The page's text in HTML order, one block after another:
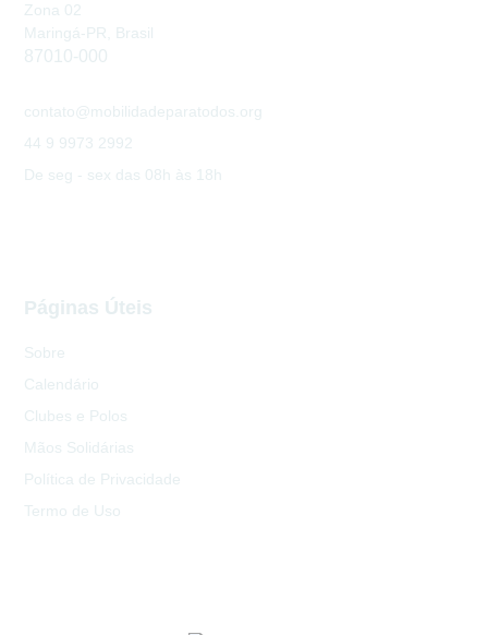
Páginas Úteis
Sobre
Calendário
Clubes e Polos
Mãos Solidárias
Política de Privacidade
Termo de Uso
Zona 02
Maringá-PR, Brasil
87010-000
contato@mobilidadeparatodos.org
44 9 9973 2992
De seg - sex das 08h às 18h